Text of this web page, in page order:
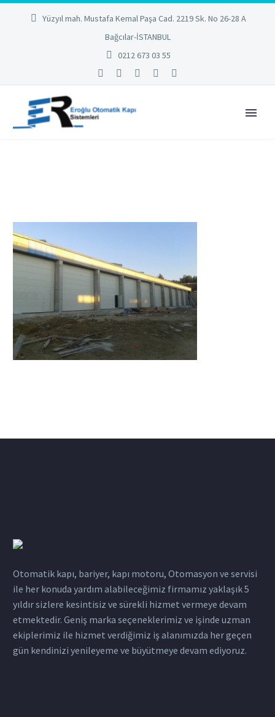
Yüzyıl mah. Mustafa Kemal Paşa Cad. 2219 Sk. No 26-28 A
Bağcılar-İSTANBUL
0212 673 03 55
Otomatik kapı, bariyer, kapı motoru, Otomasyon ve servisi
ile her konuda yardım alabileceğimiz firmamız yaklaşık 5
yıldır sizlere kesintisiz ve sürekli hizmet vermeye devam
etmektedir. Geniş marka seçeneklerimiz ve işinde uzman
ekiplerimiz ile hizmet verdiğimiz iş alanımızda her geçen
gün kendinizi yenileyeme ve büyütmeye devam ediyoruz.